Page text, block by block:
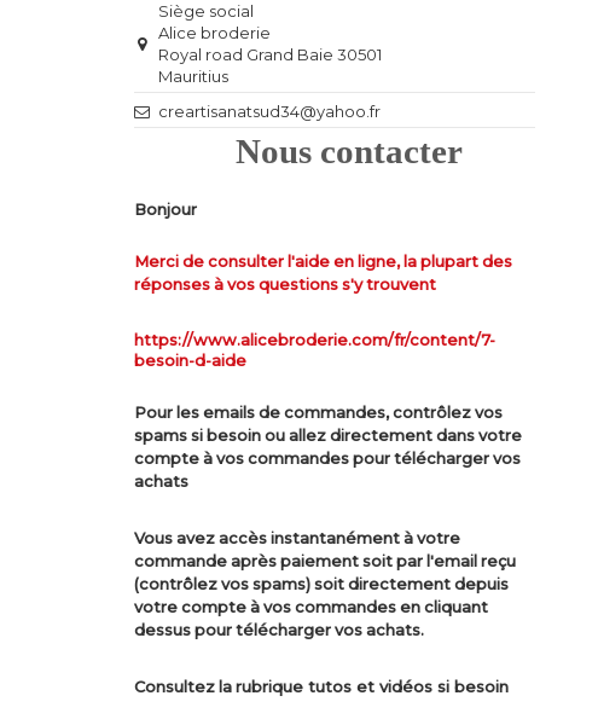
Siège social
Alice broderie
Royal road Grand Baie 30501
Mauritius
creartisanatsud34@yahoo.fr
Nous contacter
Bonjour
Merci de consulter l'aide en ligne, la plupart des
réponses à vos questions s'y trouvent
https://www.alicebroderie.com/fr/content/7-
besoin-d-aide
Pour les emails de commandes, contrôlez vos
spams si besoin ou allez directement dans votre
compte à vos commandes pour télécharger vos
achats
Vous avez accès instantanément à votre
commande après paiement soit par l'email reçu
(contrôlez vos spams) soit directement depuis
votre compte à vos commandes en cliquant
dessus pour télécharger vos achats.
Consultez la rubrique tutos et vidéos si besoin